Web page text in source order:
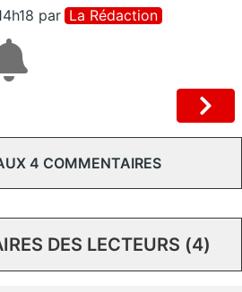
par La Rédaction
4 COMMENTAIRES
DES LECTEURS (4)